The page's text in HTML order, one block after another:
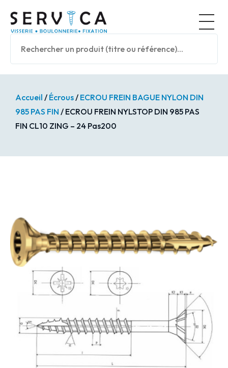
Accueil / Écrous/ ECROU FREIN BAGUE NYLON DIN
985 PAS FIN / ECROU FREIN NYLSTOP DIN 985 PAS
FIN CL10 ZING – 24 Pas200